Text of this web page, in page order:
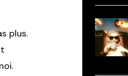
plus.